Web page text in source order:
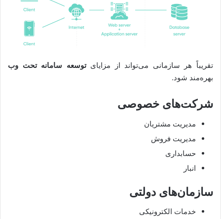
تقریباً هر سازمانی می‌تواند از مزایایتوسعه سامانه تحت وب
بهره‌مند شود.
شرکت‌های خصوصی
مدیریت مشتریان
مدیریت فروش
حسابداری
انبار
سازمان‌های دولتی
خدمات الکترونیکی